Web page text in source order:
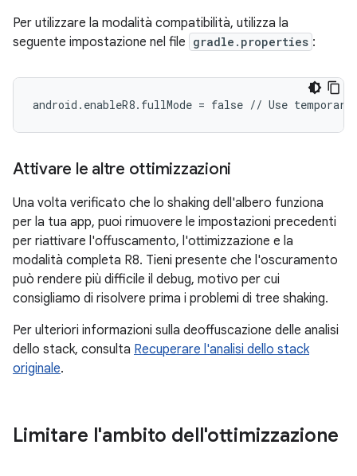
Per utilizzare la modalità compatibilità, utilizza la
seguente impostazione nel file gradle.properties :
Attivare le altre ottimizzazioni
Una volta verificato che lo shaking dell'albero funziona
per la tua app, puoi rimuovere le impostazioni precedenti
per riattivare l'offuscamento, l'ottimizzazione e la
modalità completa R8. Tieni presente che l'oscuramento
può rendere più difficile il debug, motivo per cui
consigliamo di risolvere prima i problemi di tree shaking.
Per ulteriori informazioni sulla deoffuscazione delle analisi
dello stack, consulta Recuperare l'analisi dello stack
originale.
Limitare l'ambito dell'ottimizzazione